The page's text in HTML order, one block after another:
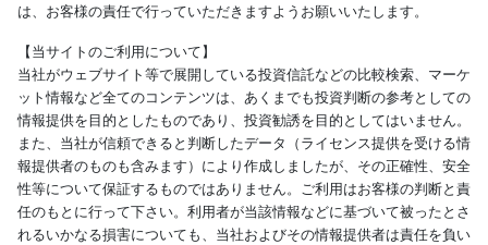
は、お客様の責任で行っていただきますようお願いいたします。
【当サイトのご利用について】
当社がウェブサイト等で展開している投資信託などの比較検索、マーケ
ット情報など全てのコンテンツは、あくまでも投資判断の参考としての
情報提供を目的としたものであり、投資勧誘を目的としてはいません。
また、当社が信頼できると判断したデータ（ライセンス提供を受ける情
報提供者のものも含みます）により作成しましたが、その正確性、安全
性等について保証するものではありません。ご利用はお客様の判断と責
任のもとに行って下さい。利用者が当該情報などに基づいて被ったとさ
れるいかなる損害についても、当社およびその情報提供者は責任を負い